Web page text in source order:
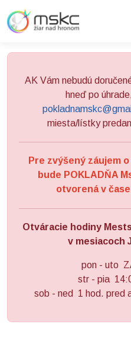
AK Vám nebudú
hneď po
miesta/lístky
Pre zvýšený záujem
bude POKLADŇA
otvorená v
Otváracie hodiny
v mesiacoch
pon - uto
str - pia
sob - ned 1 hod. pred